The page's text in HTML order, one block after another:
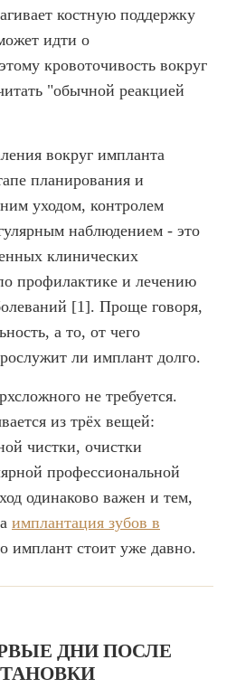
костную поддержку
идти о
кровоточивость вокруг
"обычной реакцией
вокруг импланта
планирования и
уходом, контролем
наблюдением - это
клинических
профилактике и лечению
[1]. Проще говоря,
а то, от чего
ли имплант долго.
не требуется.
из трёх вещей:
чистки, очистки
профессиональной
одинаково важен и тем,
имплантация зубов в
имплант стоит уже давно.
ДНИ ПОСЛЕ